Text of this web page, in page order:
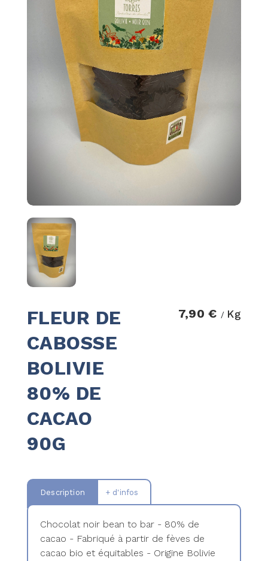
FLEUR DE
CABOSSE
BOLIVIE
80% DE
CACAO
90G
7,90 € / Kg
Description + d'infos
Chocolat noir bean to bar - 80% de
cacao - Fabriqué à partir de fèves de
cacao bio et équitables - Origine Bolivie